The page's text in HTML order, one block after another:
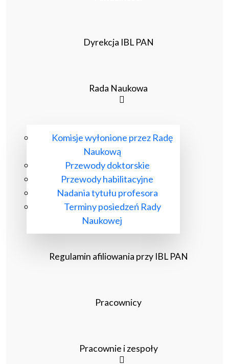
Dyrekcja IBL PAN
Rada Naukowa
Komisje wyłonione przez Radę
Naukową
Przewody doktorskie
Przewody habilitacyjne
Nadania tytułu profesora
Terminy posiedzeń Rady
Naukowej
Regulamin afiliowania przy IBL PAN
Pracownicy
Pracownie i zespoły